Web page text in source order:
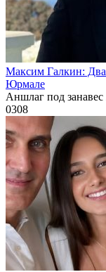
Максим Галкин: Два
Юрмале
Аншлаг под
0308